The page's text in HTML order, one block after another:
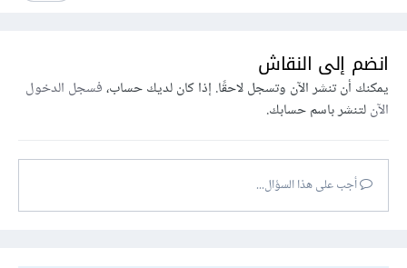
انضم إلى النقاش
يمكنك أن تنشر الآن وتسجل لاحقًا. إذا كان لديك حساب،فسجل الدخول
الآنلتنشر باسم حسابك.
أجب على هذا السؤال...